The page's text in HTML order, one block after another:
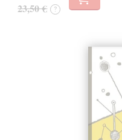
23,50 € ?